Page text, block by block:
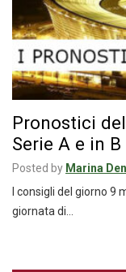
Pronostici
Serie A e in B
Posted by Marina
I consigli del giorno 9
giornata di…